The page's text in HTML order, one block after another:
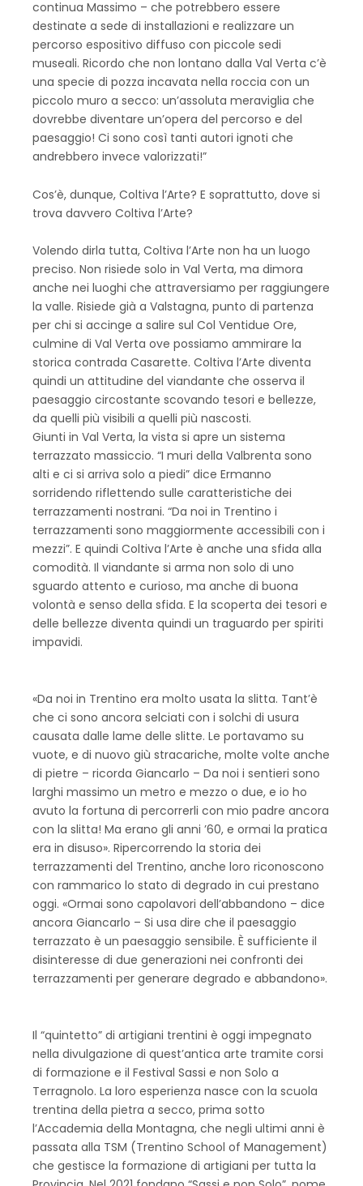
continua Massimo – che potrebbero essere
destinate a sede di installazioni e realizzare un
percorso espositivo diffuso con piccole sedi
museali. Ricordo che non lontano dalla Val Verta c’è
una specie di pozza incavata nella roccia con un
piccolo muro a secco: un’assoluta meraviglia che
dovrebbe diventare un’opera del percorso e del
paesaggio! Ci sono così tanti autori ignoti che
andrebbero invece valorizzati!”
Cos’è, dunque, Coltiva l’Arte? E soprattutto, dove si
trova davvero Coltiva l’Arte?
Volendo dirla tutta, Coltiva l’Arte non ha un luogo
preciso. Non risiede solo in Val Verta, ma dimora
anche nei luoghi che attraversiamo per raggiungere
la valle. Risiede già a Valstagna, punto di partenza
per chi si accinge a salire sul Col Ventidue Ore,
culmine di Val Verta ove possiamo ammirare la
storica contrada Casarette. Coltiva l’Arte diventa
quindi un attitudine del viandante che osserva il
paesaggio circostante scovando tesori e bellezze,
da quelli più visibili a quelli più nascosti.
Giunti in Val Verta, la vista si apre un sistema
terrazzato massiccio. “I muri della Valbrenta sono
alti e ci si arriva solo a piedi” dice Ermanno
sorridendo riflettendo sulle caratteristiche dei
terrazzamenti nostrani. “Da noi in Trentino i
terrazzamenti sono maggiormente accessibili con i
mezzi”. E quindi Coltiva l’Arte è anche una sfida alla
comodità. Il viandante si arma non solo di uno
sguardo attento e curioso, ma anche di buona
volontà e senso della sfida. E la scoperta dei tesori e
delle bellezze diventa quindi un traguardo per spiriti
impavidi.
«Da noi in Trentino era molto usata la slitta. Tant’è
che ci sono ancora selciati con i solchi di usura
causata dalle lame delle slitte. Le portavamo su
vuote, e di nuovo giù stracariche, molte volte anche
di pietre – ricorda Giancarlo – Da noi i sentieri sono
larghi massimo un metro e mezzo o due, e io ho
avuto la fortuna di percorrerli con mio padre ancora
con la slitta! Ma erano gli anni ’60, e ormai la pratica
era in disuso». Ripercorrendo la storia dei
terrazzamenti del Trentino, anche loro riconoscono
con rammarico lo stato di degrado in cui prestano
oggi. «Ormai sono capolavori dell’abbandono – dice
ancora Giancarlo – Si usa dire che il paesaggio
terrazzato è un paesaggio sensibile. È sufficiente il
disinteresse di due generazioni nei confronti dei
terrazzamenti per generare degrado e abbandono».
Il “quintetto” di artigiani trentini è oggi impegnato
nella divulgazione di quest’antica arte tramite corsi
di formazione e il Festival Sassi e non Solo a
Terragnolo. La loro esperienza nasce con la scuola
trentina della pietra a secco, prima sotto
l’Accademia della Montagna, che negli ultimi anni è
passata alla TSM (Trentino School of Management)
che gestisce la formazione di artigiani per tutta la